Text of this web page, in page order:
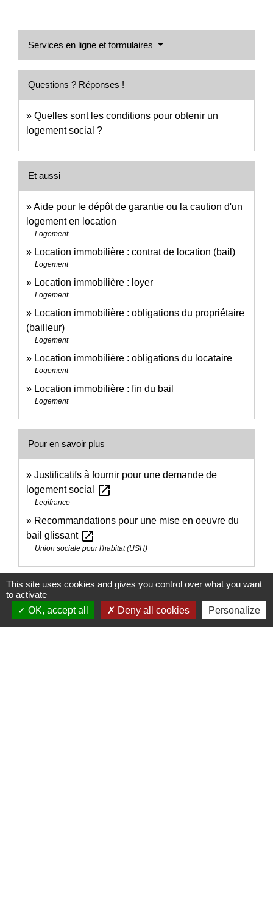
Services en ligne et formulaires
Questions ? Réponses !
Quelles sont les conditions pour obtenir un
logement social ?
Et aussi
Aide pour le dépôt de garantie ou la caution d'un
logement en location
Logement
Location immobilière : contrat de location (bail)
Logement
Location immobilière : loyer
Logement
Location immobilière : obligations du propriétaire
(bailleur)
Logement
Location immobilière : obligations du locataire
Logement
Location immobilière : fin du bail
Logement
Pour en savoir plus
Justificatifs à fournir pour une demande de
logement social
open_in_new
Legifrance
Recommandations pour une mise en oeuvre du
bail glissant open_in_new
Union sociale pour l'habitat (USH)
Signaler une erreur sur cette page
This site uses cookies and gives you control over what you want
to activate
OK, accept all
Deny all cookies Personalize